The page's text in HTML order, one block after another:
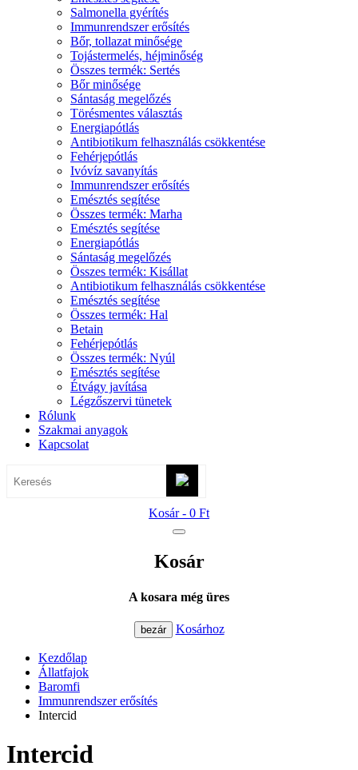
Salmonella gyérítés
Immunrendszer erősítés
Bőr, tollazat minősége
Tojástermelés, héjminőség
Összes termék: Sertés
Bőr minősége
Sántaság megelőzés
Törésmentes választás
Energiapótlás
Antibiotikum felhasználás csökkentése
Fehérjepótlás
Ivóvíz savanyítás
Immunrendszer erősítés
Emésztés segítése
Összes termék: Marha
Emésztés segítése
Energiapótlás
Sántaság megelőzés
Összes termék: Kisállat
Antibiotikum felhasználás csökkentése
Emésztés segítése
Összes termék: Hal
Betain
Fehérjepótlás
Összes termék: Nyúl
Emésztés segítése
Étvágy javítása
Légzőszervi tünetek
Rólunk
Szakmai anyagok
Kapcsolat
Kosár - 0 Ft
Kosár
A kosara még üres
bezár Kosárhoz
Kezdőlap
Állatfajok
Baromfi
Immunrendszer erősítés
Intercid
Intercid